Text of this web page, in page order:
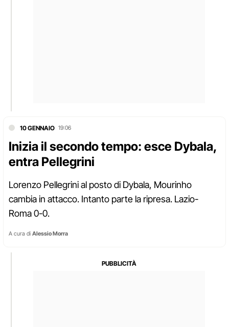
10 GENNAIO 19:06
Inizia il secondo tempo: esce Dybala,
entra Pellegrini
Lorenzo Pellegrini al posto di Dybala, Mourinho
cambia in attacco. Intanto parte la ripresa. Lazio-
Roma 0-0.
A cura di Alessio Morra